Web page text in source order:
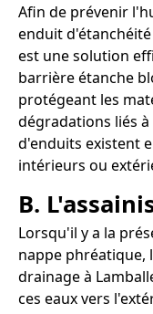
Afin de prévenir
enduit
est une solution
barrière étanche
protégeant les
dégradations liés
d'enduits existent
intérieurs ou
B.
Lorsqu'il y a la
nappe phréatique,
drainage à
ces eaux vers